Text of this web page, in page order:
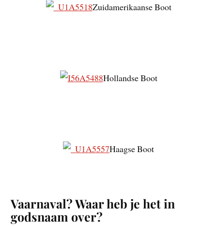
Zuidamerikaanse Boot
Hollandse Boot
Haagse Boot
Vaarnaval? Waar heb je het in
godsnaam over?